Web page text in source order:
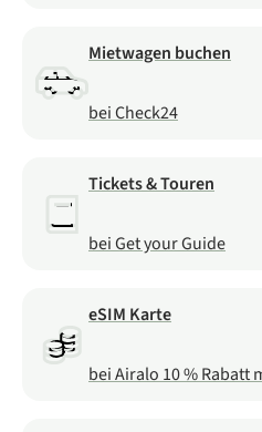
Mietwagen buchen
bei Check24
Tickets & Touren
bei Get your Guide
eSIM Karte
bei Airalo 10 % Rabatt